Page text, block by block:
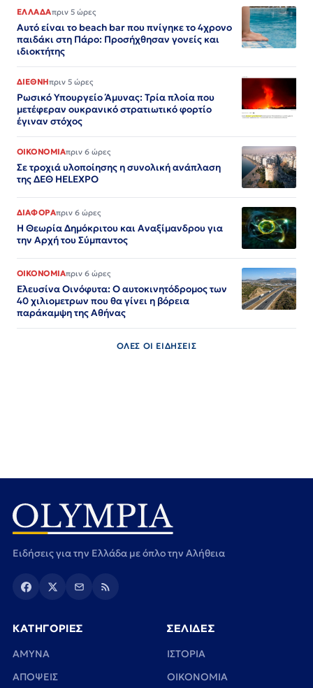
ΕΛΛΑΔΑπριν 5 ώρες
Αυτό είναι το beach bar που πνίγηκε το 4χρονο
παιδάκι στη Πάρο: Προσήχθησαν γονείς και
ιδιοκτήτης
ΔΙΕΘΝΗπριν 5 ώρες
Ρωσικό Υπουργείο Άμυνας: Τρία πλοία που
μετέφεραν ουκρανικό στρατιωτικό φορτίο
έγιναν στόχος
ΟΙΚΟΝΟΜΙΑπριν 6 ώρες
Σε τροχιά υλοποίησης η συνολική ανάπλαση
της ΔΕΘ HELEXPO
ΔΙΑΦΟΡΑπριν 6 ώρες
Η Θεωρία Δημόκριτου και Αναξίμανδρου για
την Αρχή του Σύμπαντος
ΟΙΚΟΝΟΜΙΑπριν 6 ώρες
Ελευσίνα Οινόφυτα: Ο αυτοκινητόδρομος των
40 χιλιομετρων που θα γίνει η βόρεια
παράκαμψη της Αθήνας
ΟΛΕΣ ΟΙ ΕΙΔΗΣΕΙΣ
Ειδήσεις για την Ελλάδα με όπλο την Αλήθεια
ΚΑΤΗΓΟΡΙΕΣ
ΑΜΥΝΑ
ΑΠΟΨΕΙΣ
ΣΕΛΙΔΕΣ
ΙΣΤΟΡΙΑ
ΟΙΚΟΝΟΜΙΑ